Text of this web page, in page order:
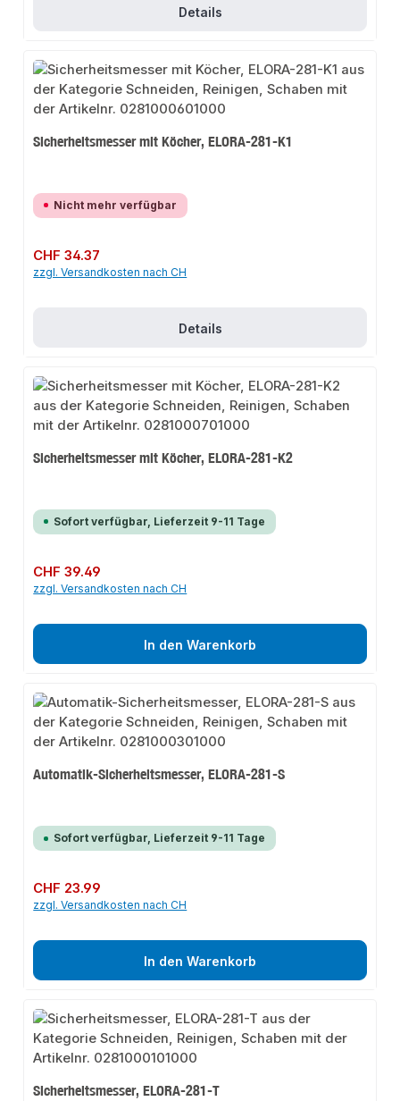
Details
Sicherheitsmesser mit Köcher, ELORA-281-K1
Nicht mehr verfügbar
Regulärer Preis:
CHF 34.37
zzgl. Versandkosten nach CH
Details
Sicherheitsmesser mit Köcher, ELORA-281-K2
Sofort verfügbar, Lieferzeit 9-11 Tage
Regulärer Preis:
CHF 39.49
zzgl. Versandkosten nach CH
In den Warenkorb
Automatik-Sicherheitsmesser, ELORA-281-S
Sofort verfügbar, Lieferzeit 9-11 Tage
Regulärer Preis:
CHF 23.99
zzgl. Versandkosten nach CH
In den Warenkorb
Sicherheitsmesser, ELORA-281-T